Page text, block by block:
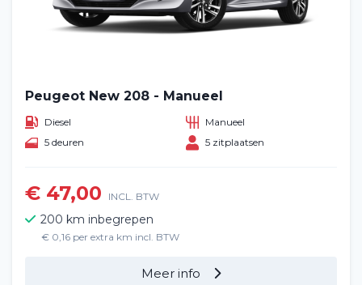
Peugeot New 208 - Manueel
Diesel
Manueel
5 deuren
5 zitplaatsen
€ 47,00 INCL. BTW
200 km inbegrepen
€ 0,16 per extra km incl. BTW
Meer info